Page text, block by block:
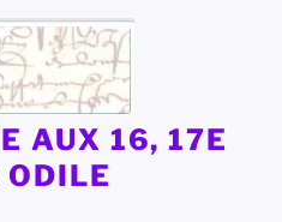
AUX 16, 17E